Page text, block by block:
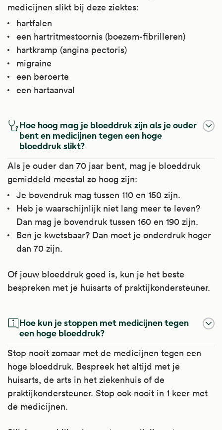
medicijnen slikt bij deze ziektes:
hartfalen
een hartritmestoornis (boezem-fibrilleren)
hartkramp (angina pectoris)
migraine
een beroerte
een hartaanval
Hoe hoog mag je bloeddruk zijn als je ouder
bent en medicijnen tegen een hoge
bloeddruk slikt?
Als je ouder dan 70 jaar bent, mag je bloeddruk
gemiddeld meestal zo hoog zijn:
Je bovendruk mag tussen 110 en 150 zijn.
Heb je waarschijnlijk niet lang meer te leven?
Dan mag je bovendruk tussen 160 en 190 zijn.
Ben je kwetsbaar? Dan moet je onderdruk hoger
dan 70 zijn.
Of jouw bloeddruk goed is, kun je het beste
bespreken met je huisarts of praktijkondersteuner.
Hoe kun je stoppen met medicijnen tegen
een hoge bloeddruk?
Stop nooit zomaar met de medicijnen tegen een
hoge bloeddruk. Bespreek het altijd met je
huisarts, de arts in het ziekenhuis of de
praktijkondersteuner. Stop ook nooit in 1 keer met
de medicijnen.